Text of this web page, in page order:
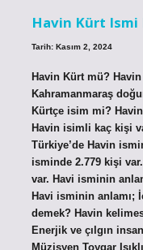
Havin Kürt Ismi
Tarih: Kasım 2, 2024
Havin Kürt mü?
Kahramanmaraş
Kürtçe isim mi?
Havin isimli kaç kişi
Türkiye’de Havin
isminde 2.779 kişi
var. Havi isminin
Havi isminin anlamı;
demek? Havin
Enerjik ve çılgın
Müzisyen Toygar